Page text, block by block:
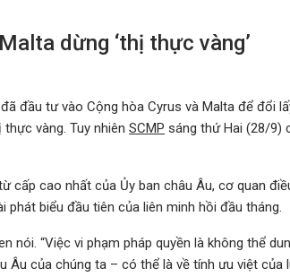
dừng ‘thị thực vàng’
đầu tư vào Cộng hòa Cyrus và Malta để đổi
vàng. Tuy nhiên SCMP sáng thứ Hai (28/9)
cao nhất của Ủy ban châu Âu, cơ quan
phát biểu đầu tiên của liên minh hồi đầu tháng.
nói. “Việc vi phạm pháp quyền là không thể
của chúng ta – có thể là về tính ưu việt của